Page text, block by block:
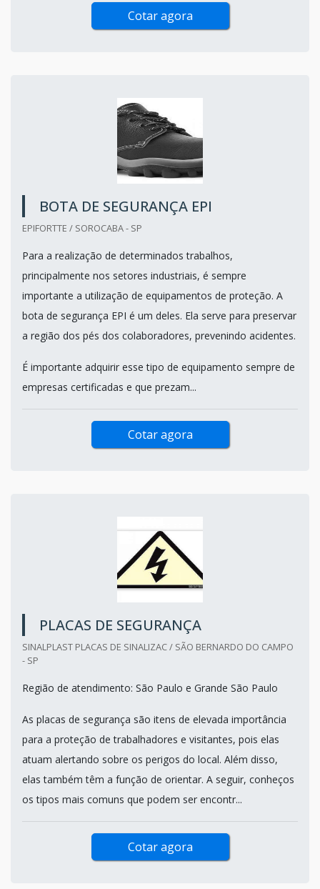
Cotar agora
BOTA DE SEGURANÇA EPI
EPIFORTTE / SOROCABA - SP
Para a realização de determinados trabalhos,
principalmente nos setores industriais, é sempre
importante a utilização de equipamentos de proteção. A
bota de segurança EPI é um deles. Ela serve para preservar
a região dos pés dos colaboradores, prevenindo acidentes.
É importante adquirir esse tipo de equipamento sempre de
empresas certificadas e que prezam...
Cotar agora
PLACAS DE SEGURANÇA
SINALPLAST PLACAS DE SINALIZAC / SÃO BERNARDO DO CAMPO
- SP
Região de atendimento: São Paulo e Grande São Paulo
As placas de segurança são itens de elevada importância
para a proteção de trabalhadores e visitantes, pois elas
atuam alertando sobre os perigos do local. Além disso,
elas também têm a função de orientar. A seguir, conheços
os tipos mais comuns que podem ser encontr...
Cotar agora